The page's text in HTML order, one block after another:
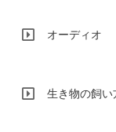
オーディオ
生き物の飼い